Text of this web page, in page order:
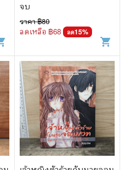
จบ
ราคา ฿80
ลดเหลือ ฿68 ลด15%
shopping_cart